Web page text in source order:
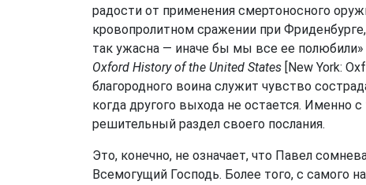
радости от применения смертоносного
кровопролитном сражении при
так ужасна — иначе бы мы все ее полюбили»
Oxford History of the United States [New York:
благородного воина служит чувство
когда другого выхода не остается. Именно
решительный раздел своего послания.
Это, конечно, не означает, что Павел
Всемогущий Господь. Более того, с самого